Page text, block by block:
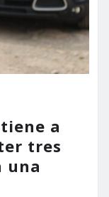
a
tres
una